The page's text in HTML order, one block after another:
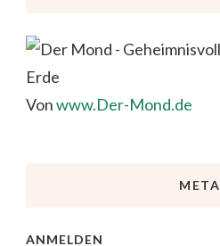
Vonwww.Der-Mond.de
META
ANMELDEN